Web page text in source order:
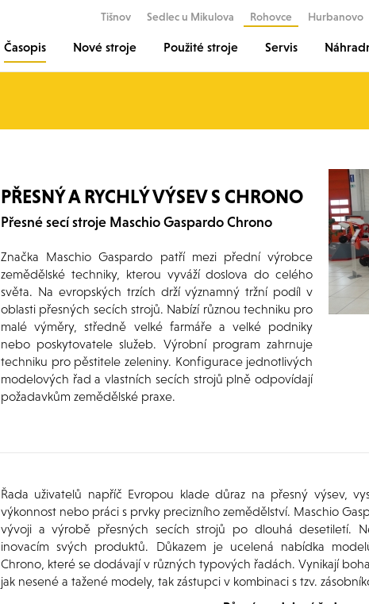
Tišnov Sedlec u Mikulova Rohovce Hurbanovo
Časopis Nové stroje Použité stroje Servis
PŘESNÝ A RYCHLÝ VÝSEV S CHRONO
Přesné secí stroje Maschio Gaspardo Chrono
Značka Maschio Gaspardo patří mezi přední výrobce
zemědělské techniky, kterou vyváží doslova do celého
světa. Na evropských trzích drží významný tržní podíl v
oblasti přesných secích strojů. Nabízí různou techniku pro
malé výměry, středně velké farmáře a velké podniky
nebo poskytovatele služeb. Výrobní program zahrnuje
techniku pro pěstitele zeleniny. Konfigurace jednotlivých
modelových řad a vlastních secích strojů plně odpovídají
požadavkům zemědělské praxe.
Řada uživatelů napříč Evropou klade důraz na přesný výsev,
výkonnost nebo práci s prvky precizního zemědělství. Maschio
vývoji a výrobě přesných secích strojů po dlouhá desetiletí.
inovacím svých produktů. Důkazem je ucelená nabídka
Chrono, které se dodávají v různých typových řadách. Vynikají
jak nesené a tažené modely, tak zástupci v kombinaci s tzv.